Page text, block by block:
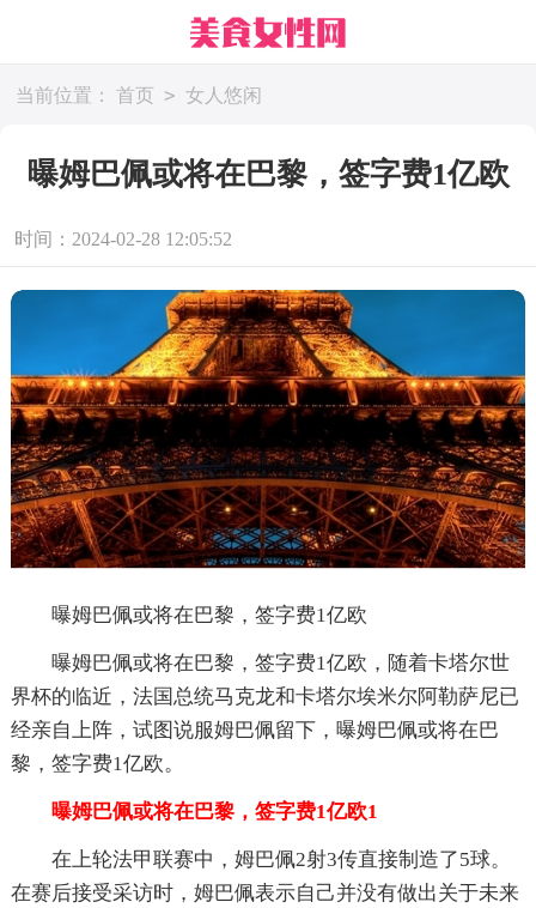
当前位置： 首页 > 女人悠闲
曝姆巴佩或将在巴黎，签字费1亿欧
时间：2024-02-28 12:05:52
曝姆巴佩或将在巴黎，签字费1亿欧
曝姆巴佩或将在巴黎，签字费1亿欧，随着卡塔尔世
界杯的临近，法国总统马克龙和卡塔尔埃米尔阿勒萨尼已
经亲自上阵，试图说服姆巴佩留下，曝姆巴佩或将在巴
黎，签字费1亿欧。
曝姆巴佩或将在巴黎，签字费1亿欧1
在上轮法甲联赛中，姆巴佩2射3传直接制造了5球。
在赛后接受采访时，姆巴佩表示自己并没有做出关于未来